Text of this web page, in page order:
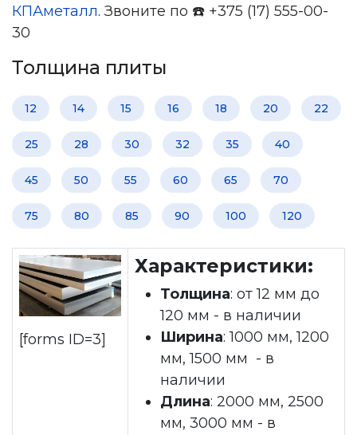
КПАметалл. Звоните по ☎️ +375 (17) 555-00-
30
Толщина плиты
12 14 15 16 18 20 22
25 28 30 32 35 40
45 50 55 60 65 70
75 80 85 90 100 120
[forms ID=3]
Характеристики:
Толщина: от 12 мм до
120 мм - в наличии
Ширина: 1000 мм, 1200
мм, 1500 мм - в
наличии
Длина: 2000 мм, 2500
мм, 3000 мм - в